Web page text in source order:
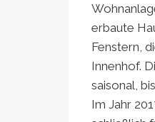
erbaute
Fenstern,
Innenhof.
saisonal,
Im Jahr